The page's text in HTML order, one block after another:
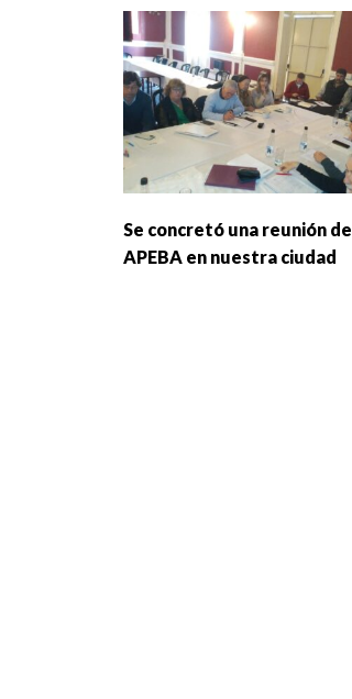
Se concretó una reunión de
APEBA en nuestra ciudad